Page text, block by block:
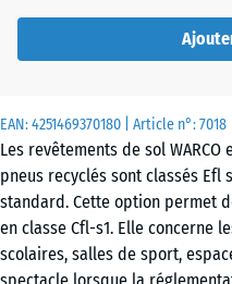
EAN:4251469370180 | Article n°:7018
Les revêtements de sol
pneus recyclés sont classés Efl
standard. Cette option permet
en classe Cfl-s1. Elle concerne
scolaires, salles de sport,
utilisée pour
besoins
(sauf
indication
contraire
dans les
données du
produit).